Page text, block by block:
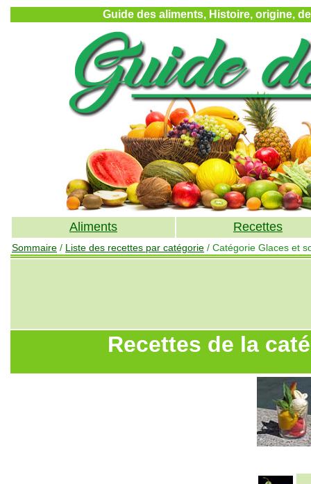
Guide des aliments, Histoire, origine,
Aliments Recettes
Sommaire / Liste des recettes par catégorie / Catégorie Glaces et
Recettes de la